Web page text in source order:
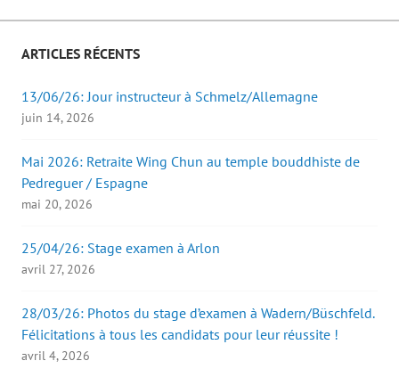
ARTICLES RÉCENTS
13/06/26: Jour instructeur à Schmelz/Allemagne
juin 14, 2026
Mai 2026: Retraite Wing Chun au temple bouddhiste de
Pedreguer / Espagne
mai 20, 2026
25/04/26: Stage examen à Arlon
avril 27, 2026
28/03/26: Photos du stage d’examen à Wadern/Büschfeld.
Félicitations à tous les candidats pour leur réussite !
avril 4, 2026